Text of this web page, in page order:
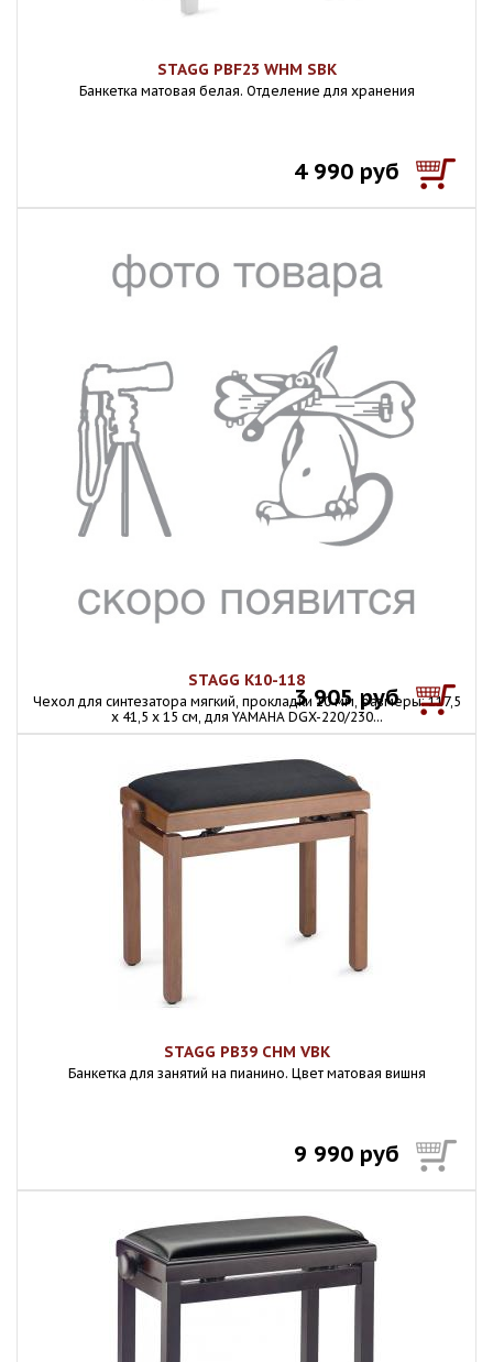
STAGG PBF23 WHM SBK
Банкетка матовая белая. Отделение для хранения
4 990 руб
STAGG K10-118
Чехол для синтезатора мягкий, прокладки 10 мм, размеры: 117,5
х 41,5 х 15 см, для YAMAHA DGX-220/230...
3 905 руб
STAGG PB39 CHM VBK
Банкетка для занятий на пианино. Цвет матовая вишня
9 990 руб